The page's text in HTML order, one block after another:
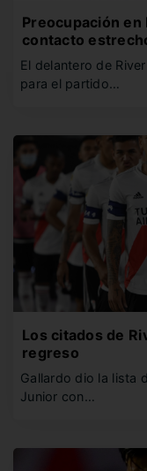
Preocupación en
contacto
El delantero de
para el partido…
Los citados de
regreso
Gallardo dio la lista
Junior con…